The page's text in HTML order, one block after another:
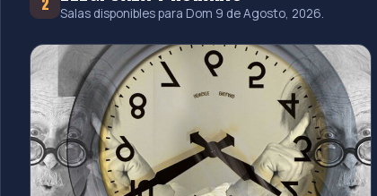
Salas disponibles para Dom 9 de Agosto, 2026.